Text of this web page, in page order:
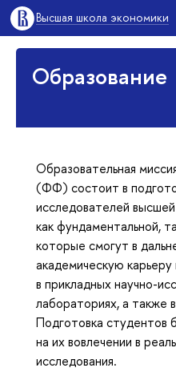
Высшая школа экономики
Образование
Образовательная
(ФФ) состоит в
исследователей
как фундаментальной,
которые смогут в
академическую
в прикладных научно-
лабораториях, а также
Подготовка студентов
на их вовлечении в
исследования.